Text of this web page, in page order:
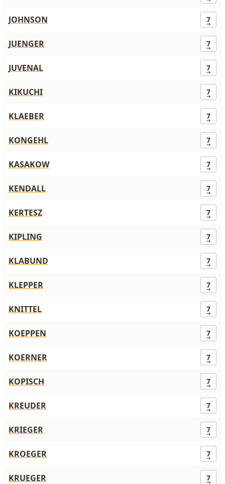
JOHNSON 7
JUENGER 7
JUVENAL 7
KIKUCHI 7
KLAEBER 7
KONGEHL 7
KASAKOW 7
KENDALL 7
KERTESZ 7
KIPLING 7
KLABUND 7
KLEPPER 7
KNITTEL 7
KOEPPEN 7
KOERNER 7
KOPISCH 7
KREUDER 7
KRIEGER 7
KROEGER 7
KRUEGER 7